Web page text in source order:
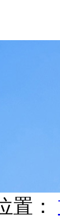
置：